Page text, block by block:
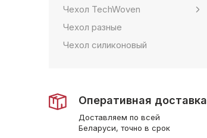
Чехол TechWoven
Чехол разные
Чехол силиконовый
Оперативная доставка
Доставляем по всей
Беларуси, точно в срок